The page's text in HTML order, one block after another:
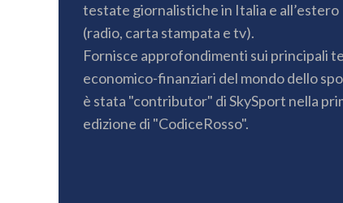
testate giornalistiche in Italia e all’estero
(radio, carta stampata e tv).
Fornisce approfondimenti sui principali
economico-finanziari del mondo dello
è stata "contributor" di SkySport nella
edizione di "CodiceRosso".